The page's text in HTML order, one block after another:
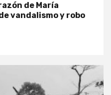
de María
vandalismo y robo